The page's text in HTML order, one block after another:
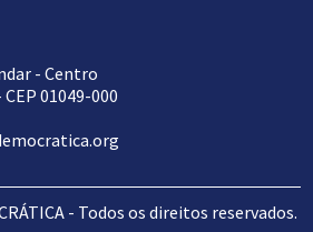
- Centro
01049-000
- Todos os direitos reservados.